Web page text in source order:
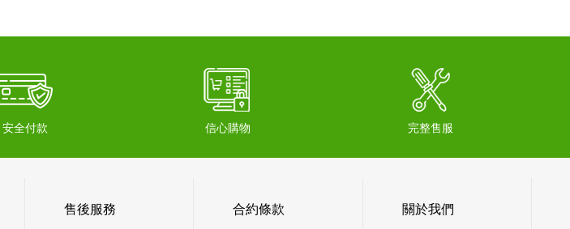
安全付款 信心購物 完整售服
售後服務 合約條款 關於我們